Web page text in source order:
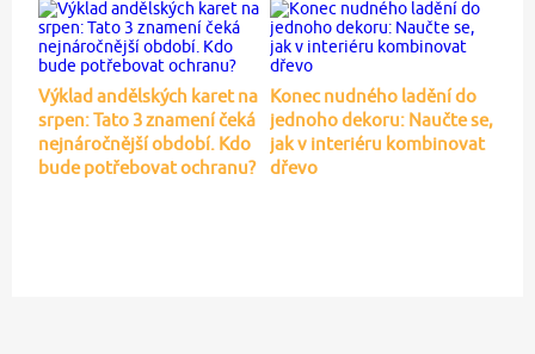
Výklad andělských karet na
srpen: Tato 3 znamení čeká
nejnáročnější období. Kdo
bude potřebovat ochranu?
Konec nudného ladění do
jednoho dekoru: Naučte se,
jak v interiéru kombinovat
dřevo